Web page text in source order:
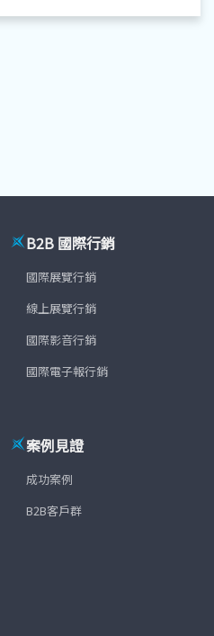
B2B 國際行銷
國際展覽行銷
線上展覽行銷
國際影音行銷
國際電子報行銷
案例見證
成功案例
B2B客戶群